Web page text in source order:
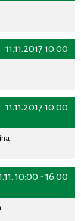
11.11.2017 10:00
11.11.2017 10:00
10:00 - 16:00